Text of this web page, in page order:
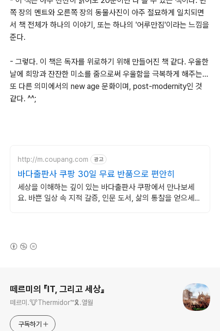
쪽 장의 멘트와 오른쪽 장의 동물사진이 아주 절묘하게 일치되면
서 책 전체가 하나의 이야기, 또는 하나의 '어루만짐'이라는 느낌을
준다.
- 그렇다. 이 책은 독자를 위로하기 위해 만들어진 책 같다. 우울한
날에 희망과 잔잔한 미소를 줌으로써 우울함을 극복하게 해주는...
또 다른 의미에서의 new age 문화이며, post-modernity인 것
같다. ^^;
http://m.coupang.com 광고
바다출판사 쿠팡 30일 무료 반품으로 편안히
세상을 이해하는 깊이 있는 바다출판사 쿠팡에서 만나보세
요. 바쁜 일상 속 지적 갈증, 인문 도서, 삶의 통찰을 얻으세
떼르미의 『IT, 그리고 세상』
떼르미.🐮Thermidor™🎗️.열월
구독하기